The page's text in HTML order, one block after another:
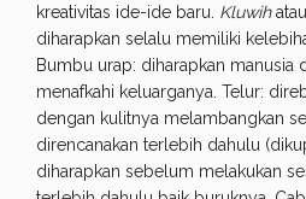
kreativitas ide-ide baru. Kluwihatau
diharapkan selalu memiliki
Bumbu urap: diharapkan manusia
menafkahi keluarganya. Telur:
dengan kulitnya melambangkan
direncanakan terlebih dahulu
diharapkan sebelum melakukan